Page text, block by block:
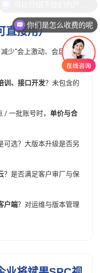
直接用）
少“会上激动、会后扯
训、接口开发？未包含的
/ 一批账号时， 单价与合
可选？大版本升级是否另
？是否满足客户审厂与保
户端？对运维与版本管理
你们是怎么收费的呢